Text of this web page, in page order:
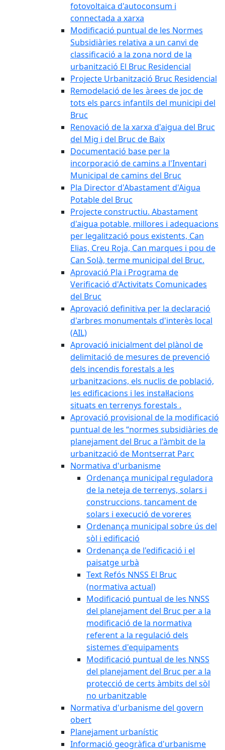
fotovoltaica d'autoconsum i
connectada a xarxa
Modificació puntual de les Normes
Subsidiàries relativa a un canvi de
classificació a la zona nord de la
urbanització El Bruc Residencial
Projecte Urbanització Bruc Residencial
Remodelació de les àrees de joc de
tots els parcs infantils del municipi del
Bruc
Renovació de la xarxa d'aigua del Bruc
del Mig i del Bruc de Baix
Documentació base per la
incorporació de camins a l'Inventari
Municipal de camins del Bruc
Pla Director d'Abastament d'Aigua
Potable del Bruc
Projecte constructiu. Abastament
d'aigua potable, millores i adequacions
per legalització pous existents, Can
Elias, Creu Roja, Can marques i pou de
Can Solà, terme municipal del Bruc.
Aprovació Pla i Programa de
Verificació d'Activitats Comunicades
del Bruc
Aprovació definitiva per la declaració
d'arbres monumentals d'interès local
(AIL)
Aprovació inicialment del plànol de
delimitació de mesures de prevenció
dels incendis forestals a les
urbanitzacions, els nuclis de població,
les edificacions i les instal·lacions
situats en terrenys forestals .
Aprovació provisional de la modificació
puntual de les “normes subsidiàries de
planejament del Bruc a l'àmbit de la
urbanització de Montserrat Parc
Normativa d'urbanisme
Ordenança municipal reguladora
de la neteja de terrenys, solars i
construccions, tancament de
solars i execució de voreres
Ordenança municipal sobre ús del
sòl i edificació
Ordenança de l'edificació i el
paisatge urbà
Text Refós NNSS El Bruc
(normativa actual)
Modificació puntual de les NNSS
del planejament del Bruc per a la
modificació de la normativa
referent a la regulació dels
sistemes d'equipaments
Modificació puntual de les NNSS
del planejament del Bruc per a la
protecció de certs àmbits del sòl
no urbanitzable
Normativa d'urbanisme del govern
obert
Planejament urbanístic
Informació geogràfica d'urbanisme